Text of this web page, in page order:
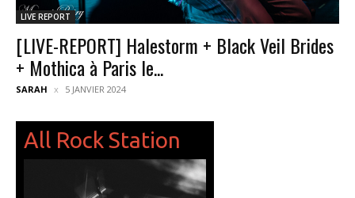
LIVE REPORT
[LIVE-REPORT] Halestorm + Black Veil Brides
+ Mothica à Paris le...
SARAH 5 JANVIER 2024